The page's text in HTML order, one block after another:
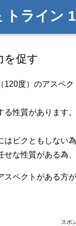
トライン
を促す
120度）のアスペ
る性質があります。
はビクともしない
せな性質がある為
スペクトがある方
スポ